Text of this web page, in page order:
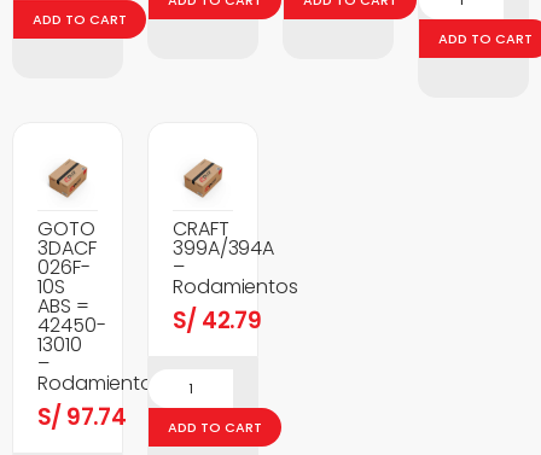
ADD TO CART
ADD TO CART
GOTO
3DACF
026F-
10S
ABS =
42450-
13010
–
Rodamientos
S/ 97.74
CRAFT
399A/394A
–
Rodamientos
S/ 42.79
ADD TO CART